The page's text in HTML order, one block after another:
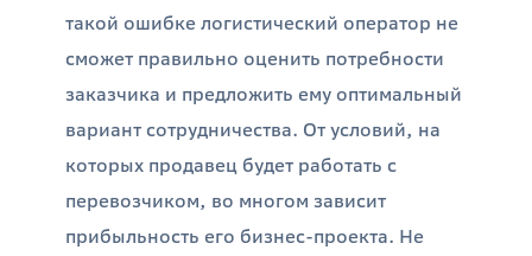
такой ошибке логистический оператор не
сможет правильно оценить потребности
заказчика и предложить ему оптимальный
вариант сотрудничества. От условий, на
которых продавец будет работать с
перевозчиком, во многом зависит
прибыльность его бизнес-проекта. Не